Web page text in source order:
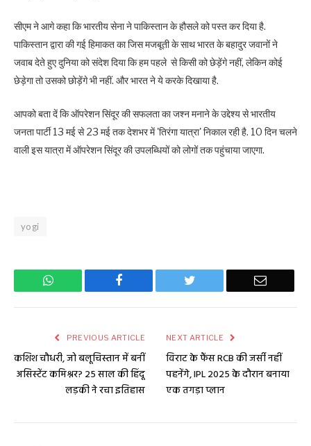
सीएम ने आगे कहा कि भारतीय सेना ने पाकिस्तान के हौसले को पस्त कर दिया है.
पाकिस्तान द्वारा की गई हिमाकत का जिस मजबूती के साथ भारत के बहादुर जवानों ने
जवाब देते हुए दुनिया को संदेश दिया कि हम पहले से किसी को छेड़ेंगे नहीं, लेकिन कोई
छेड़ेगा तो उसको छोड़ेंगे भी नहीं. और भारत ने ये करके दिखाया है.
आपको बता दें कि ऑपरेशन सिंदूर की सफलता का जश्न मनाने के उद्देश्य से भारतीय
जनता पार्टी 13 मई से 23 मई तक देशभर में 'तिरंगा यात्रा' निकाल रही है. 10 दिन चलने
वाली इस यात्रा में ऑपरेशन सिंदूर की उपलब्धियों को लोगों तक पहुंचाया जाएगा.
yogi
WhatsApp Facebook Twitter Email
PREVIOUS ARTICLE
कशिश चौधरी, जो बलूचिस्तान में बनीं
असिस्टेंट कमिश्नर? 25 साल की हिंदू
लड़की ने रचा इतिहास
NEXT ARTICLE
विराट के फैंस RCB की जर्सी नहीं
पहनेंगे, IPL 2025 के दौरान बनाया
एक तगड़ा प्लान